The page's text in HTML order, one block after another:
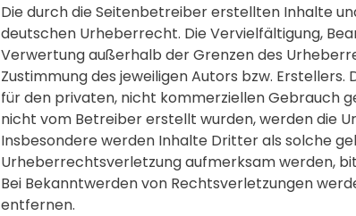
Die durch die Seitenbetreiber erstellten Inhalte
deutschen Urheberrecht. Die Vervielfältigung,
Verwertung außerhalb der Grenzen des
Zustimmung des jeweiligen Autors bzw. Erstellers.
für den privaten, nicht kommerziellen Gebrauch
nicht vom Betreiber erstellt wurden, werden die
Insbesondere werden Inhalte Dritter als solche
Urheberrechtsverletzung aufmerksam werden,
Bei Bekanntwerden von Rechtsverletzungen
entfernen.